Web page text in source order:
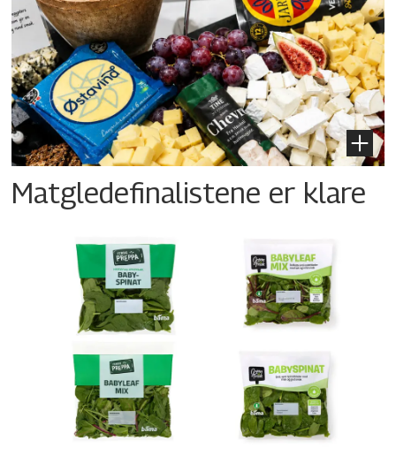
Matgledefinalistene er klare